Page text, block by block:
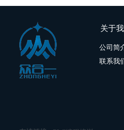
关
公司简
联系我